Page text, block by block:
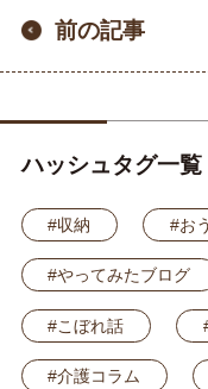
前の記事
ハッシュタグ一覧
#収納 #お
#やってみたブログ
#こぼれ話
#介護コラム